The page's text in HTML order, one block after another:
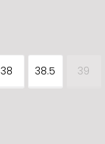
38 38.5 39